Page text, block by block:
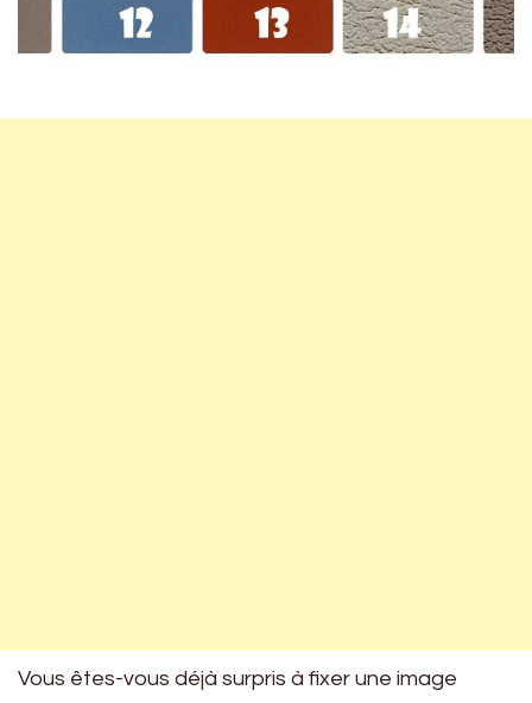
Vous êtes-vous déjà surpris à fixer une image